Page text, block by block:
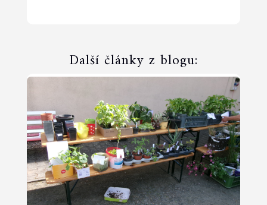
Další články z blogu: